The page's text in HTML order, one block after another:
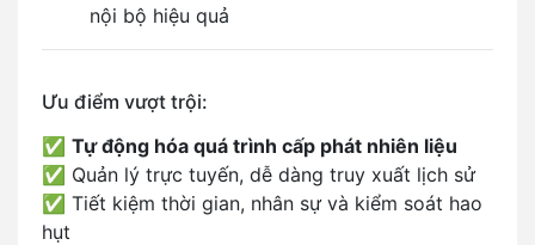
nội bộ hiệu quả
Ưu điểm vượt trội:
✅ Tự động hóa quá trình cấp phát nhiên liệu
✅ Quản lý trực tuyến, dễ dàng truy xuất lịch sử
✅ Tiết kiệm thời gian, nhân sự và kiểm soát hao
hụt